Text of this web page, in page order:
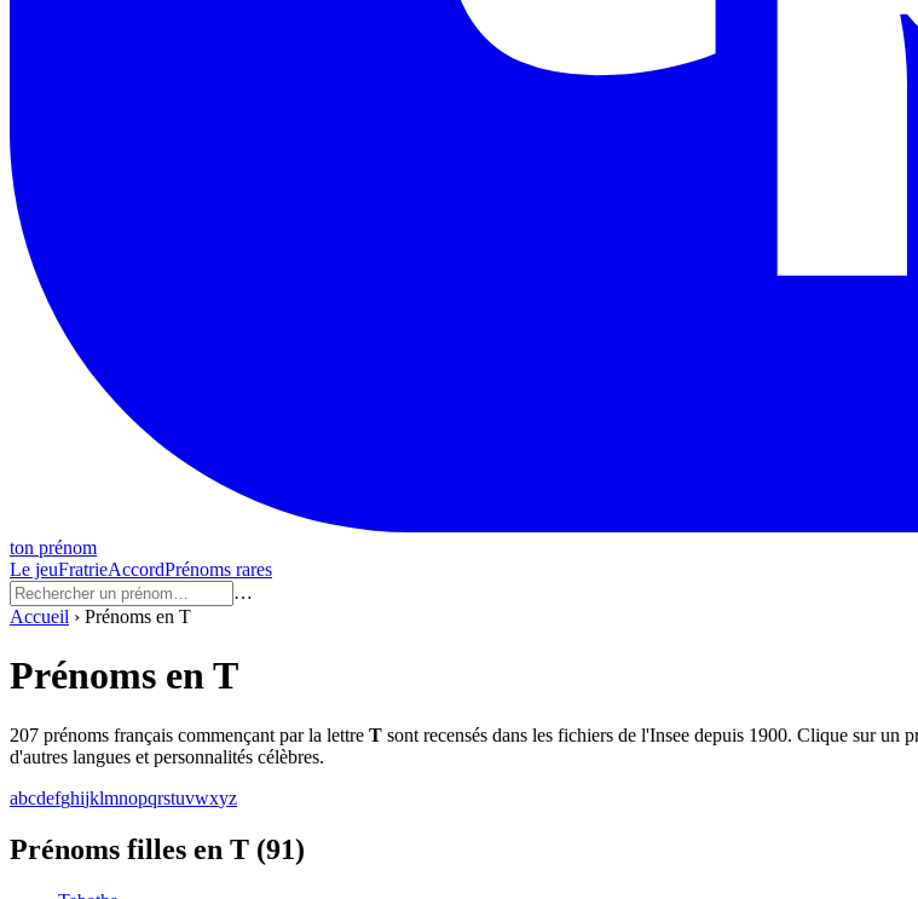
ton prénom
Le jeuFratrieAccordPrénoms rares
…
Accueil › Prénoms en T
Prénoms enT
207 prénoms français commençant par la lettre T sont recensés dans les fichiers de l'Insee depuis 1900. Clique sur un
d'autres langues et personnalités célèbres.
abcdefghijklmnopqrstuvwxyz
Prénoms filles en T (91)